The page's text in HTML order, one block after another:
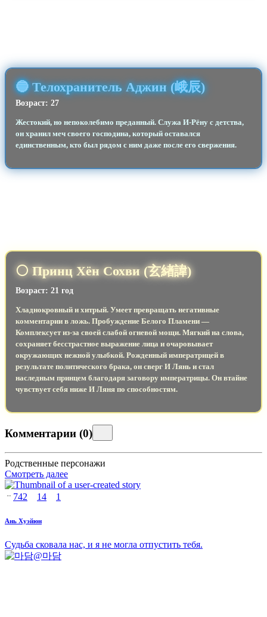
🔵 Телохранитель Аджин (峨辰)
Возраст: 27
Жестокий, но непоколебимо преданный. Служа И-Рёну с детства,
он хранил меч своего господина, который оставался
единственным, кто был рядом с ним даже после его свержения.
⚪️ Принц Хён Сохви (玄緖諱)
Возраст: 21 год
Хладнокровный и хитрый. Умеет превращать негативные
комментарии в ложь. Пробуждение Белого Пламени —
Комплексует из-за своей слабой огневой мощи. Мягкий на слова,
сохраняет бесстрастное выражение лица и очаровывает
окружающих нежной улыбкой. Рожденный императрицей в
результате политического брака, он сверг И Лянь и стал
наследным принцем благодаря заговору императрицы. Он втайне
чувствует себя ниже И Ляня по способностям.
Комментарии (0)
Родственные персонажи
Смотреть далее
742 14 1
Ань Хуэйюн
Судьба сковала нас, и я не могла отпустить тебя.
@마담